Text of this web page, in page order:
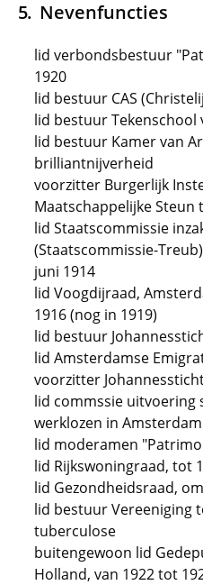
Nevenfuncties
lid verbondsbestuur
1920
lid bestuur CAS
lid bestuur
lid bestuur Kamer van
brilliantnijverheid
voorzitter Burgerlijk
Maatschappelijke Steun
lid Staatscommissie
(Staatscommissie-
juni 1914
lid Voogdijraad,
1916 (nog in 1919)
lid bestuur
lid Amsterdamse
voorzitter
lid commssie uitvoering
werklozen in Amsterdam
lid moderamen
lid Rijkswoningraad, tot
lid Gezondheidsraad,
lid bestuur Vereeniging
tuberculose
buitengewoon lid
Holland, van 1922 tot